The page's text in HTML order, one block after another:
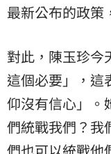
最新公布的政策
對此，陳玉珍今
這個必要」，這
仰沒有信心」。
們統戰我們？我